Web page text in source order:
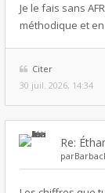
Je le fais sans
méthodique et
Citer
30 juil. 2026, 14:34
Re:
par